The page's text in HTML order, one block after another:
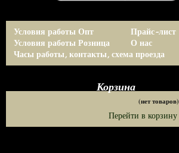
Условия работы Опт
Условия работы Розница
Прайс-лист
О нас
Часы работы, контакты, схема проезда
Корзина
(нет товаров)
Перейти в корзину